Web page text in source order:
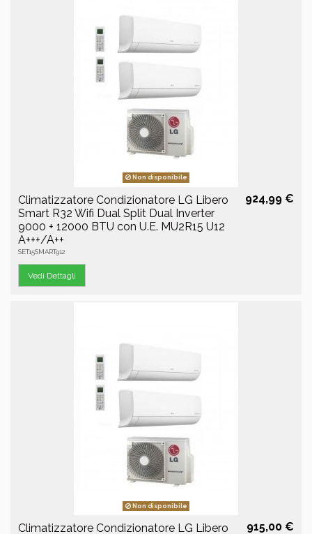
Non disponibile
Climatizzatore Condizionatore LG Libero
Smart R32 Wifi Dual Split Dual Inverter
9000 + 12000 BTU con U.E. MU2R15 U12
A+++/A++
SET15SMART912
924,99 €
Vedi Dettagli
Non disponibile
Climatizzatore Condizionatore LG Libero 915,00 €